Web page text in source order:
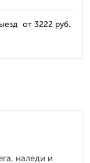
от 3222 руб.
наледи и